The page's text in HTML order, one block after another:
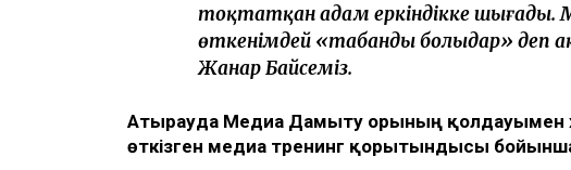
тоқтатқан адам еркіндікке шығады.
өткенімдей «табанды болыңдар» деп
Жанар Байсеміз.
Атырауда Медиа Дамыту Қорының қолдауымен
өткізген медиа тренинг қорытындысы